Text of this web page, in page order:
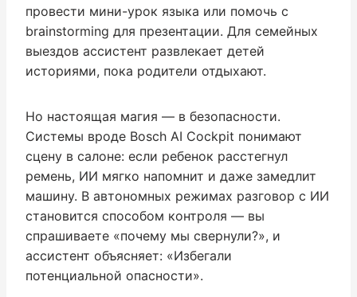
провести мини-урок языка или помочь с
brainstorming для презентации. Для семейных
выездов ассистент развлекает детей
историями, пока родители отдыхают.
Но настоящая магия — в безопасности.
Системы вроде Bosch AI Cockpit понимают
сцену в салоне: если ребенок расстегнул
ремень, ИИ мягко напомнит и даже замедлит
машину. В автономных режимах разговор с ИИ
становится способом контроля — вы
спрашиваете «почему мы свернули?», и
ассистент объясняет: «Избегали
потенциальной опасности».